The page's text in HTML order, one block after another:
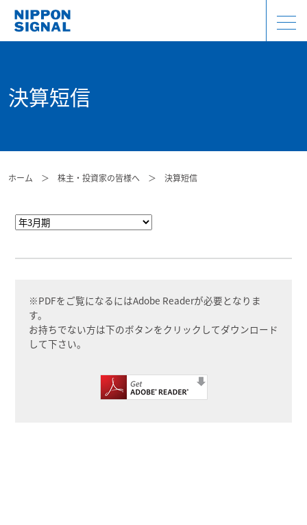
決算短信
ホーム ＞ 株主・投資家の皆様へ ＞ 決算短信
※PDFをご覧になるにはAdobe Readerが必要となりま
す。
お持ちでない方は下のボタンをクリックしてダウンロード
して下さい。